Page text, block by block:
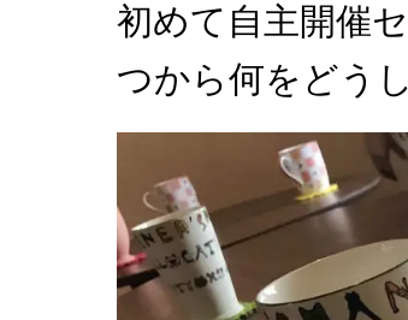
初めて自主開催
つから何をどう